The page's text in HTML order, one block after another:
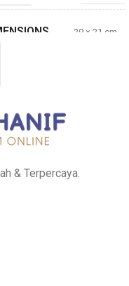
29 × 21 cm
& Terpercaya.